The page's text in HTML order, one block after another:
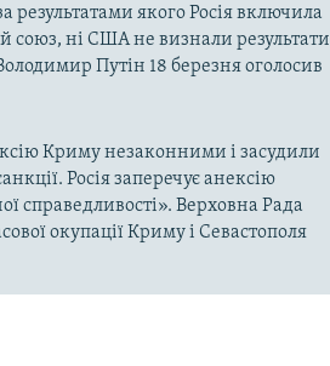
результатами якого Росія включила
союз, ні США не визнали результати
Путін 18 березня оголосив
Криму незаконними і засудили
Росія заперечує анексію
справедливості». Верховна Рада
окупації Криму і Севастополя